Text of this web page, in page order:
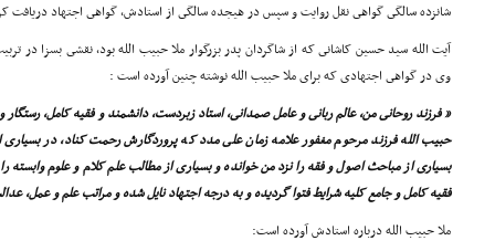
شانزده سالگى گواهى نقل روایت و سپس در هیجده سالگى از استادش، گواهى اجتهاد دریافت
آیت الله سید حسین کاشانى که از شاگردان پدر بزرگوار ملا حبیب الله بود، نقشى بسزا در
وى در گواهى اجتهادى که براى ملا حبیب الله نوشته چنین آورده است :
« فرزند روحانى من، عالم ربانى و عامل صمدانى، استاد زبردست، دانشمند و فقیه کامل، رستگار
حبیب الله فرزند مرحوم مغفور علامه زمان على مدد که پروردگارش رحمت کناد، در
بسیارى از مباحث اصول و فقه را نزد من خوانده و بسیارى از مطالب علم کلام و علوم وابسته
فقیه کامل و جامع کلیه شرایط فتوا گردیده و به درجه اجتهاد نایل شده و مراتب علم و عمل،
ملا حبیب الله درباره استادش آورده است: